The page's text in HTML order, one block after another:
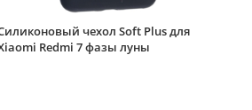
чехол Soft Plus для
Redmi 7 фазы луны